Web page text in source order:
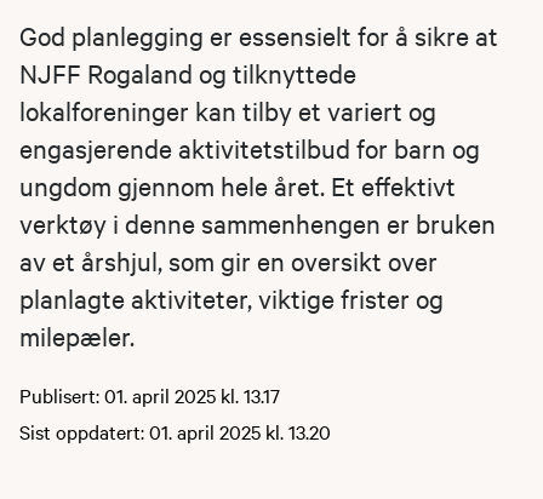
God planlegging er essensielt for å sikre at
NJFF Rogaland og tilknyttede
lokalforeninger kan tilby et variert og
engasjerende aktivitetstilbud for barn og
ungdom gjennom hele året. Et effektivt
verktøy i denne sammenhengen er bruken
av et årshjul, som gir en oversikt over
planlagte aktiviteter, viktige frister og
milepæler.
Publisert: 01. april 2025 kl. 13.17
Sist oppdatert: 01. april 2025 kl. 13.20